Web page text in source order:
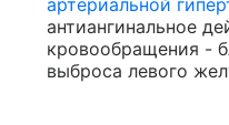
артериальной
антиангинальное
кровообращения -
выброса левого